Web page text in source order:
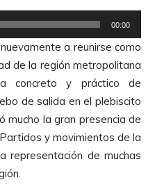
00:00
a reunirse como
de la región metropolitana
concreto y práctico de
de salida en el plebiscito
mucho la gran presencia de
y movimientos de la
representación de muchas